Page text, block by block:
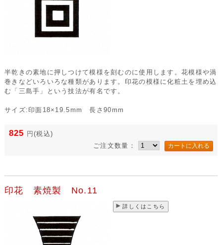
半乾きの素地に押しつけて模様を刻むのに使用します。花模様や渦
巻きなどいろいろな種類があります。印花の模様に化粧土を埋め込
む「三島手」という技法が有名です。
サイズ:印面18×19.5mm 長さ90mm
825 円 (税込)
ご注文数量：
印花 素焼製 No.11
詳しくはこちら